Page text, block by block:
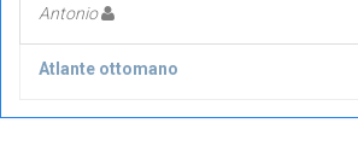
Antonio
Atlante ottomano